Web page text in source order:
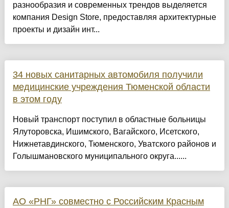
разнообразия и современных трендов выделяется
компания Design Store, предоставляя архитектурные
проекты и дизайн инт...
34 новых санитарных автомобиля получили
медицинские учреждения Тюменской области
в этом году
Новый транспорт поступил в областные больницы
Ялуторовска, Ишимского, Вагайского, Исетского,
Нижнетавдинского, Тюменского, Уватского районов и
Голышмановского муниципального округа......
АО «РНГ» совместно с Российским Красным